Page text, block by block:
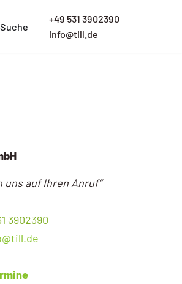
Suche
+49 531 3902390
info@till.de
uns auf Ihren Anruf”
3902390